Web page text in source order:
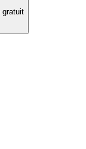
gratuit